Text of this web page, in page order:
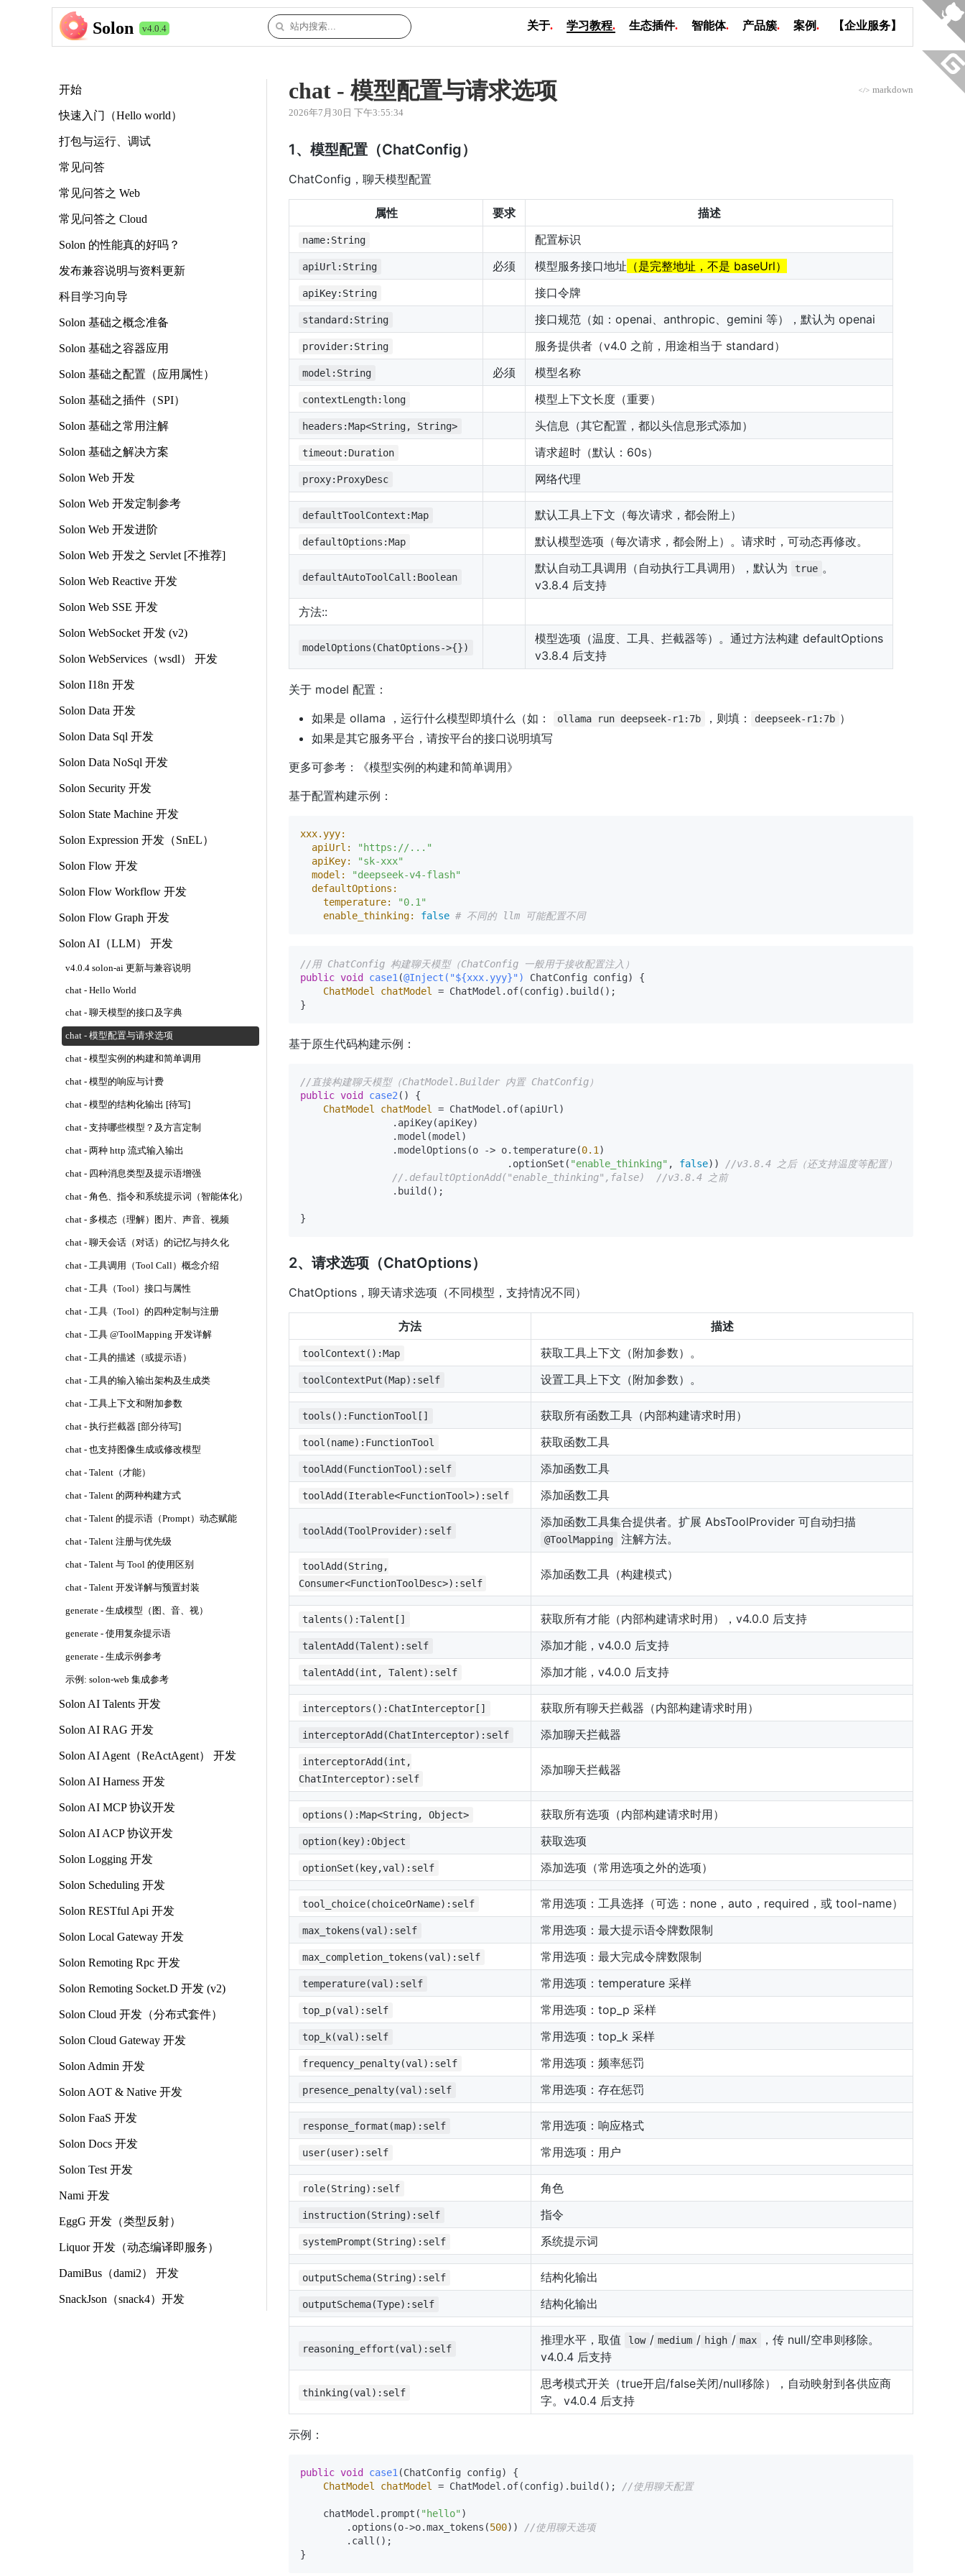
Solon v4.0.4 关于. 学习教程. 生态插件. 智能体. 产品簇. 案例. 【企业服务】
开始
快速入门（Hello world）
打包与运行、调试
常见问答
常见问答之 Web
常见问答之 Cloud
Solon 的性能真的好吗？
发布兼容说明与资料更新
科目学习向导
Solon 基础之概念准备
Solon 基础之容器应用
Solon 基础之配置（应用属性）
Solon 基础之插件（SPI）
Solon 基础之常用注解
Solon 基础之解决方案
Solon Web 开发
Solon Web 开发定制参考
Solon Web 开发进阶
Solon Web 开发之 Servlet [不推荐]
Solon Web Reactive 开发
Solon Web SSE 开发
Solon WebSocket 开发 (v2)
Solon WebServices（wsdl） 开发
Solon I18n 开发
Solon Data 开发
Solon Data Sql 开发
Solon Data NoSql 开发
Solon Security 开发
Solon State Machine 开发
Solon Expression 开发（SnEL）
Solon Flow 开发
Solon Flow Workflow 开发
Solon Flow Graph 开发
Solon AI（LLM） 开发
v4.0.4 solon-ai 更新与兼容说明
chat - Hello World
chat - 聊天模型的接口及字典
chat - 模型配置与请求选项
chat - 模型实例的构建和简单调用
chat - 模型的响应与计费
chat - 模型的结构化输出 [待写]
chat - 支持哪些模型？及方言定制
chat - 两种 http 流式输入输出
chat - 四种消息类型及提示语增强
chat - 角色、指令和系统提示词（智能体化）
chat - 多模态（理解）图片、声音、视频
chat - 聊天会话（对话）的记忆与持久化
chat - 工具调用（Tool Call）概念介绍
chat - 工具（Tool）接口与属性
chat - 工具（Tool）的四种定制与注册
chat - 工具 @ToolMapping 开发详解
chat - 工具的描述（或提示语）
chat - 工具的输入输出架构及生成类
chat - 工具上下文和附加参数
chat - 执行拦截器 [部分待写]
chat - 也支持图像生成或修改模型
chat - Talent（才能）
chat - Talent 的两种构建方式
chat - Talent 的提示语（Prompt）动态赋能
chat - Talent 注册与优先级
chat - Talent 与 Tool 的使用区别
chat - Talent 开发详解与预置封装
generate - 生成模型（图、音、视）
generate - 使用复杂提示语
generate - 生成示例参考
示例: solon-web 集成参考
Solon AI Talents 开发
Solon AI RAG 开发
Solon AI Agent（ReActAgent） 开发
Solon AI Harness 开发
Solon AI MCP 协议开发
Solon AI ACP 协议开发
Solon Logging 开发
Solon Scheduling 开发
Solon RESTful Api 开发
Solon Local Gateway 开发
Solon Remoting Rpc 开发
Solon Remoting Socket.D 开发 (v2)
Solon Cloud 开发（分布式套件）
Solon Cloud Gateway 开发
Solon Admin 开发
Solon AOT & Native 开发
Solon FaaS 开发
Solon Docs 开发
Solon Test 开发
Nami 开发
EggG 开发（类型反射）
Liquor 开发（动态编译即服务）
DamiBus（dami2） 开发
SnackJson（snack4）开发
chat - 模型配置与请求选项 </> markdown
2026年7月30日 下午3:55:34
1、模型配置（ChatConfig）
ChatConfig，聊天模型配置
属性 要求 描述
name:String 配置标识
apiUrl:String 必须 模型服务接口地址 （是完整地址，不是 baseUrl）
apiKey:String 接口令牌
standard:String 接口规范（如：openai、anthropic、gemini 等），默认为 openai
provider:String 服务提供者（v4.0 之前，用途相当于 standard）
model:String 必须 模型名称
contextLength:long 模型上下文长度（重要）
headers:Map<String, String> 头信息（其它配置，都以头信息形式添加）
timeout:Duration 请求超时（默认：60s）
proxy:ProxyDesc 网络代理
defaultToolContext:Map 默认工具上下文（每次请求，都会附上）
defaultOptions:Map 默认模型选项（每次请求，都会附上）。请求时，可动态再修改。
defaultAutoToolCall:Boolean
默认自动工具调用（自动执行工具调用），默认为 true 。
v3.8.4 后支持
方法::
modelOptions(ChatOptions->{})
模型选项（温度、工具、拦截器等）。通过方法构建 defaultOptions
v3.8.4 后支持
关于 model 配置：
如果是 ollama ，运行什么模型即填什么（如：
ollama run deepseek-r1:7b ，则填： deepseek-r1:7b ）
如果是其它服务平台，请按平台的接口说明填写
更多可参考：《模型实例的构建和简单调用》
基于配置构建示例：
xxx.yyy:
apiUrl:
"https://..."
apiKey:
"sk-xxx"
model:
"deepseek-v4-flash"
defaultOptions:
temperature:
"0.1"
enable_thinking:
false # 不同的 llm 可能配置不同
//用 ChatConfig 构建聊天模型（ChatConfig 一般用于接收配置注入）
public void case1 (@Inject("${xxx.yyy}") ChatConfig config)
{
ChatModel
chatModel = ChatModel.of(config).build();
基于原生代码构建示例：
//直接构建聊天模型（ChatModel.Builder 内置 ChatConfig）
public void case2 ()
{
ChatModel
chatModel = ChatModel.of(apiUrl)
                .apiKey(apiKey)
                .model(model)
                .modelOptions(o -> o.temperature(
0.1 )
                                    .optionSet(
"enable_thinking" , false))
//v3.8.4 之后（还支持温度等配置）
//.defaultOptionAdd("enable_thinking",false)  //v3.8.4 之前
                .build();
2、请求选项（ChatOptions）
ChatOptions，聊天请求选项（不同模型，支持情况不同）
方法 描述
toolContext():Map 获取工具上下文（附加参数）。
toolContextPut(Map):self 设置工具上下文（附加参数）。
tools():FunctionTool[] 获取所有函数工具（内部构建请求时用）
tool(name):FunctionTool 获取函数工具
toolAdd(FunctionTool):self 添加函数工具
toolAdd(Iterable<FunctionTool>):self 添加函数工具
toolAdd(ToolProvider):self
添加函数工具集合提供者。扩展 AbsToolProvider 可自动扫描
@ToolMapping 注解方法。
toolAdd(String,
Consumer<FunctionToolDesc>):self
添加函数工具（构建模式）
talents():Talent[] 获取所有才能（内部构建请求时用），v4.0.0 后支持
talentAdd(Talent):self 添加才能，v4.0.0 后支持
talentAdd(int, Talent):self 添加才能，v4.0.0 后支持
interceptors():ChatInterceptor[] 获取所有聊天拦截器（内部构建请求时用）
interceptorAdd(ChatInterceptor):self 添加聊天拦截器
interceptorAdd(int,
ChatInterceptor):self
添加聊天拦截器
options():Map<String, Object> 获取所有选项（内部构建请求时用）
option(key):Object 获取选项
optionSet(key,val):self 添加选项（常用选项之外的选项）
tool_choice(choiceOrName):self 常用选项：工具选择（可选：none，auto，required，或 tool-name）
max_tokens(val):self 常用选项：最大提示语令牌数限制
max_completion_tokens(val):self 常用选项：最大完成令牌数限制
temperature(val):self 常用选项：temperature 采样
top_p(val):self 常用选项：top_p 采样
top_k(val):self 常用选项：top_k 采样
frequency_penalty(val):self 常用选项：频率惩罚
presence_penalty(val):self 常用选项：存在惩罚
response_format(map):self 常用选项：响应格式
user(user):self 常用选项：用户
role(String):self 角色
instruction(String):self 指令
systemPrompt(String):self 系统提示词
outputSchema(String):self 结构化输出
outputSchema(Type):self 结构化输出
reasoning_effort(val):self
推理水平，取值 low / medium / high / max
，传 null/空串则移除。
v4.0.4 后支持
thinking(val):self
思考模式开关（true开启/false关闭/null移除），自动映射到各供应商
字。v4.0.4 后支持
示例：
public void case1 (ChatConfig config)
{
ChatModel
chatModel = ChatModel.of(config).build(); //使用聊天配置
    chatModel.prompt(
"hello" )
        .options(o->o.max_tokens(
500))
//使用聊天选项
        .call();